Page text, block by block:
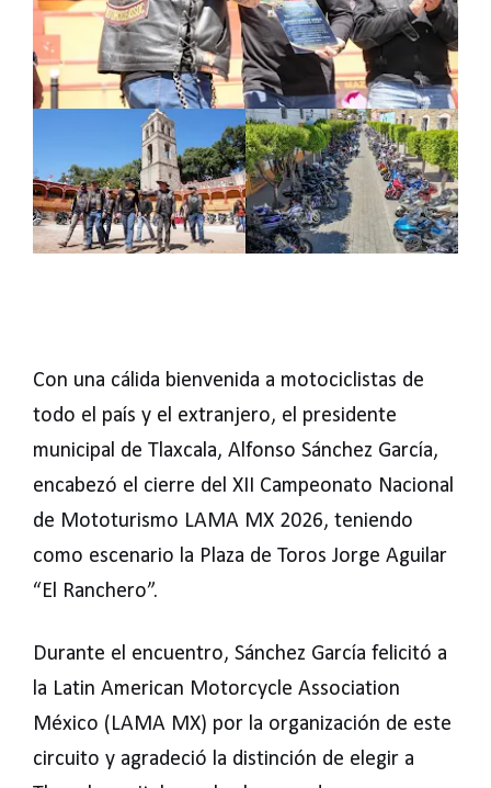
Con una cálida bienvenida a motociclistas de
todo el país y el extranjero, el presidente
municipal de Tlaxcala, Alfonso Sánchez García,
encabezó el cierre del XII Campeonato Nacional
de Mototurismo LAMA MX 2026, teniendo
como escenario la Plaza de Toros Jorge Aguilar
“El Ranchero”.
Durante el encuentro, Sánchez García felicitó a
la Latin American Motorcycle Association
México (LAMA MX) por la organización de este
circuito y agradeció la distinción de elegir a